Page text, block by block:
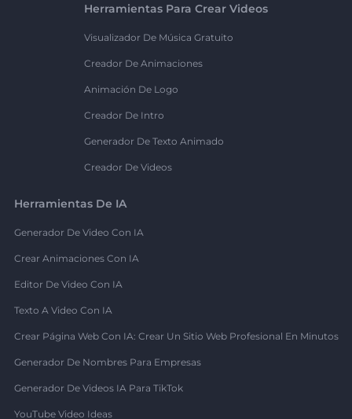
Herramientas Para Crear Videos
Visualizador De Música Gratuito
Creador De Animaciones
Animación De Logo
Creador De Intro
Generador De Texto Animado
Creador De Videos
Herramientas De IA
Generador De Video Con IA
Crear Animaciones Con IA
Editor De Video Con IA
Texto A Video Con IA
Crear Página Web Con IA: Crear Un Sitio Web Profesional En Minutos
Generador De Nombres Para Empresas
Generador De Videos IA Para TikTok
YouTube Video Ideas